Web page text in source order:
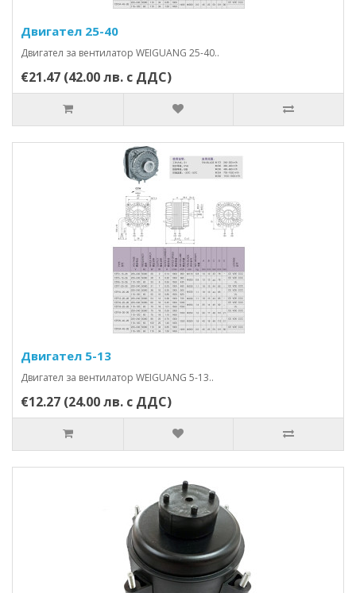
Двигател 25-40
Двигател за вентилатор WEIGUANG 25-40..
€21.47 (42.00 лв. с ДДС)
Двигател 5-13
Двигател за вентилатор WEIGUANG 5-13..
€12.27 (24.00 лв. с ДДС)